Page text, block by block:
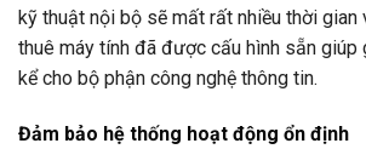
kỹ thuật nội bộ sẽ mất rất nhiều thời gian
thuê máy tính đã được cấu hình sẵn
kể cho bộ phận công nghệ thông tin.
Đảm bảo hệ thống hoạt động ổn định